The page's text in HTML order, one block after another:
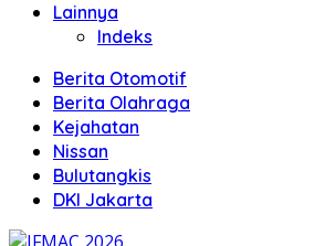
Lainnya
Indeks
Berita Otomotif
Berita Olahraga
Kejahatan
Nissan
Bulutangkis
DKI Jakarta